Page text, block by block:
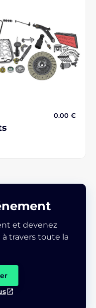
0.00 €
et devenez
travers toute la